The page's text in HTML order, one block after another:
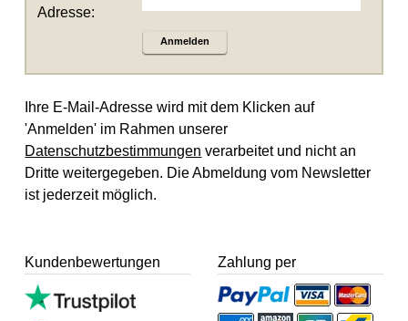
Adresse:
Anmelden
Ihre E-Mail-Adresse wird mit dem Klicken auf
'Anmelden' im Rahmen unserer
Datenschutzbestimmungen verarbeitet und nicht an
Dritte weitergegeben. Die Abmeldung vom Newsletter
ist jederzeit möglich.
Kundenbewertungen Zahlung per